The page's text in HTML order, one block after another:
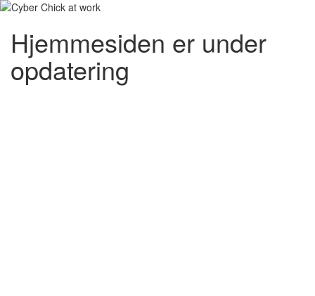
Hjemmesiden er under
opdatering